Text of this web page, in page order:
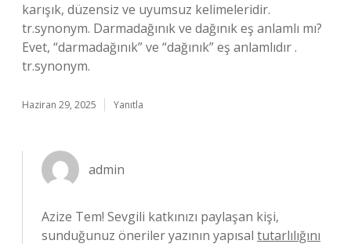
karışık, düzensiz ve uyumsuz kelimeleridir.
tr.synonym. Darmadağınık ve dağınık eş anlamlı mı?
Evet, “darmadağınık” ve “dağınık” eş anlamlıdır .
tr.synonym.
Haziran 29, 2025 Yanıtla
admin
Azize Tem! Sevgili katkınızı paylaşan kişi,
sunduğunuz öneriler yazının yapısal tutarlılığını